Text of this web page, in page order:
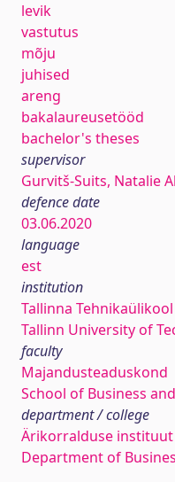
levik
vastutus
mõju
juhised
areng
bakalaureusetööd
bachelor's theses
supervisor
Gurvitš-Suits, Natalie
defence date
03.06.2020
language
est
institution
Tallinna Tehnikaülikool
Tallinn University of
faculty
Majandusteaduskond
School of Business
department / college
Ärikorralduse instituut
Department of